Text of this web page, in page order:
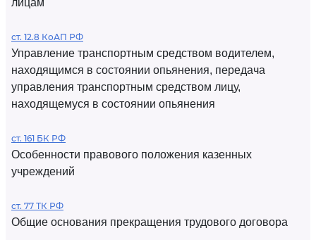
лицам
ст. 12.8 КоАП РФ
Управление транспортным средством водителем,
находящимся в состоянии опьянения, передача
управления транспортным средством лицу,
находящемуся в состоянии опьянения
ст. 161 БК РФ
Особенности правового положения казенных
учреждений
ст. 77 ТК РФ
Общие основания прекращения трудового договора